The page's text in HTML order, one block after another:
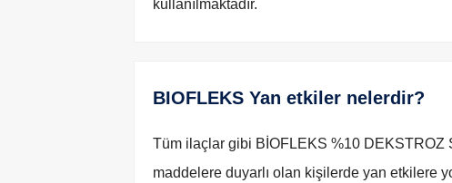
kullanılmaktadır.
BIOFLEKS Yan etkiler nelerdir?
Tüm ilaçlar gibi BİOFLEKS %10
maddelere duyarlı olan kişilerde yan etkilere